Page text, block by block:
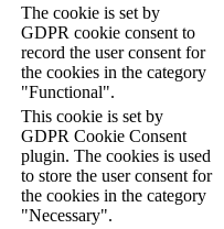
The cookie is set by
GDPR cookie consent to
record the user consent for
the cookies in the category
"Functional".
This cookie is set by
GDPR Cookie Consent
plugin. The cookies is used
to store the user consent for
the cookies in the category
"Necessary".